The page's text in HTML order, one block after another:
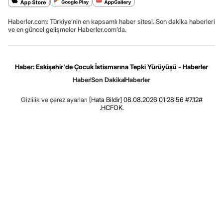
Haberler.com: Türkiye’nin en kapsamlı haber sitesi. Son dakika haberleri
ve en güncel gelişmeler Haberler.com’da.
Haber: Eskişehir'de Çocuk İstismarına Tepki Yürüyüşü - Haberler
HaberSon DakikaHaberler
Gizlilik ve çerez ayarları [Hata Bildir] 08.08.2026 01:28:56 #7.12#
.HCFOK.